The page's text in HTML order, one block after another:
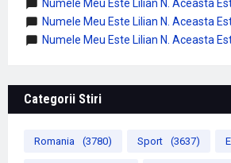
Numele Meu Este Lilian N. Aceasta
Numele Meu Este Lilian N. Aceasta
Numele Meu Este Lilian N. Aceasta
Categorii Stiri
Romania (3780) Sport (3637)